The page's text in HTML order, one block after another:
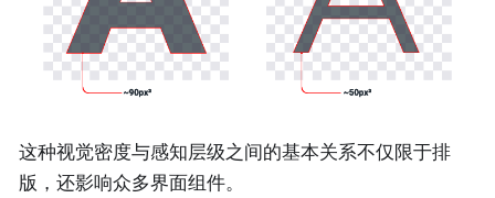
这种视觉密度与感知层级之间的基本关系不仅限于排
版，还影响众多界面组件。